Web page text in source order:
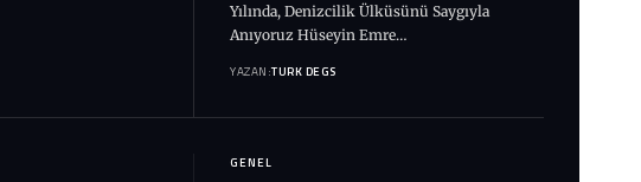
Yılında, Denizcilik Ülküsünü Saygıyla
Anıyoruz Hüseyin Emre…
YAZAN:TURK DEGS
GENEL